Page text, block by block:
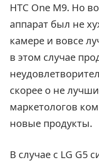
HTC One M9. Но
аппарат был не
камере и вовсе
в этом случае
скорее о не
маркетологов
новые продукты.
В случае с LG G5